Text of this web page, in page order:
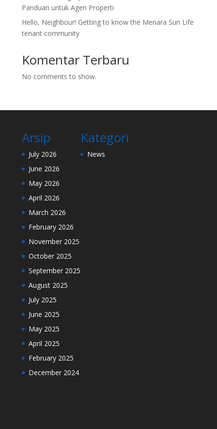
Panduan untuk Agen Properti
Hello, Neighbour! Getting to know the Menara Sun Life
tenant community
Komentar Terbaru
No comments to show.
Arsip
July 2026
June 2026
May 2026
April 2026
March 2026
February 2026
November 2025
October 2025
September 2025
August 2025
July 2025
June 2025
May 2025
April 2025
February 2025
December 2024
Kategori
News